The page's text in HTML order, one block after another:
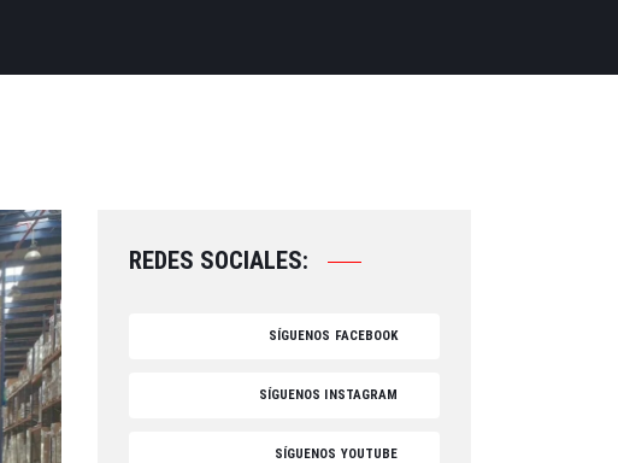
REDES SOCIALES:
SÍGUENOS FACEBOOK
SÍGUENOS INSTAGRAM
SÍGUENOS YOUTUBE